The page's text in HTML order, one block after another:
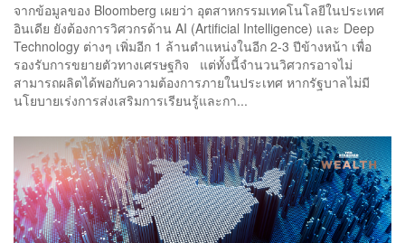
จากข้อมูลของ Bloomberg เผยว่า อุตสาหกรรมเทคโนโลยีในประเทศ
อินเดีย ยังต้องการวิศวกรด้าน AI (Artificial Intelligence) และ Deep
Technology ต่างๆ เพิ่มอีก 1 ล้านตำแหน่งในอีก 2-3 ปีข้างหน้า เพื่อ
รองรับการขยายตัวทางเศรษฐกิจ แต่ทั้งนี้จำนวนวิศวกรอาจไม่
สามารถผลิตได้พอกับความต้องการภายในประเทศ หากรัฐบาลไม่มี
นโยบายเร่งการส่งเสริมการเรียนรู้และกา...